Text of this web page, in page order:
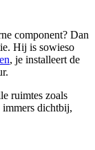
component? Dan
Hij is sowieso
, je installeert de
ruimtes zoals
dichtbij,